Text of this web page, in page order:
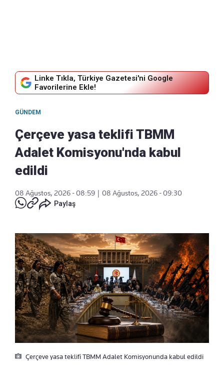
Linke Tıkla, Türkiye Gazetesi'ni Google
Favorilerine Ekle!
GÜNDEM
Çerçeve yasa teklifi TBMM
Adalet Komisyonu'nda kabul
edildi
08 Ağustos, 2026 - 08:59
08 Ağustos, 2026 - 09:30
Paylaş
Çerçeve yasa teklifi TBMM Adalet Komisyonunda kabul edildi